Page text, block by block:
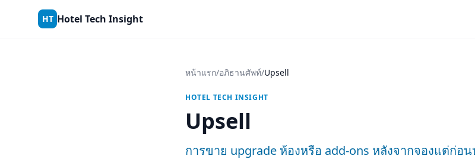
Skip to content
HT Hotel Tech Insight
หน้าแรก/อภิธานศัพท์/Upsell
HOTEL TECH INSIGHT
Upsell
การขาย upgrade ห้องหรือ add-ons หลังจากจองแต่ก่อน